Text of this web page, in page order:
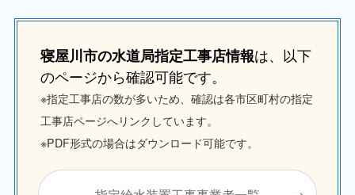
寝屋川市の水道局指定工事店情報は、以下
のページから確認可能です。
※指定工事店の数が多いため、確認は各市区町村の指定
工事店ページへリンクしています。
※PDF形式の場合はダウンロード可能です。